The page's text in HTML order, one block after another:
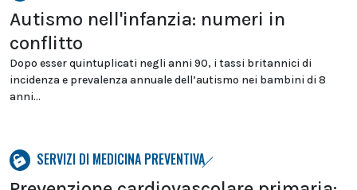
Autismo nell'infanzia: numeri in
conflitto
Dopo esser quintuplicati negli anni 90, i tassi britannici di
incidenza e prevalenza annuale dell’autismo nei bambini di 8
anni...
SERVIZI DI MEDICINA PREVENTIVA